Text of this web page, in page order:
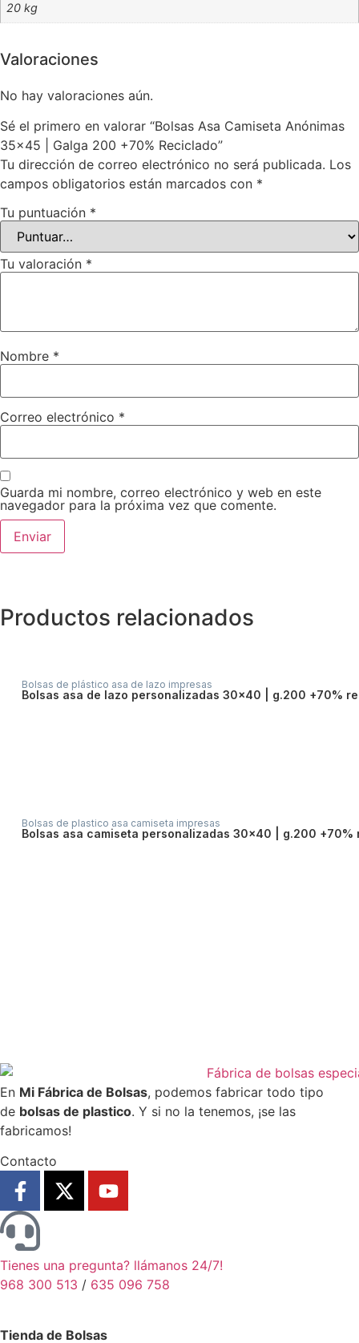
20 kg
Valoraciones
No hay valoraciones aún.
Sé el primero en valorar “Bolsas Asa Camiseta Anónimas
35×45 | Galga 200 +70% Reciclado”
Tu dirección de correo electrónico no será publicada. Los
campos obligatorios están marcados con *
Tu puntuación *
Tu valoración *
Nombre *
Correo electrónico *
Guarda mi nombre, correo electrónico y web en este
navegador para la próxima vez que comente.
Productos relacionados
Bolsas de plástico asa de lazo impresas
bolsas asa de lazo personalizadas 30×40 | g.200 +70%
Bolsas de plastico asa camiseta impresas
bolsas asa camiseta personalizadas 30×40 | g.200 +70%
En Mi Fábrica de Bolsas, podemos fabricar todo tipo
de bolsas de plastico. Y si no la tenemos, ¡se las
fabricamos!
Contacto
Tienes una pregunta? llámanos 24/7!
968 300 513 / 635 096 758
Tienda de Bolsas